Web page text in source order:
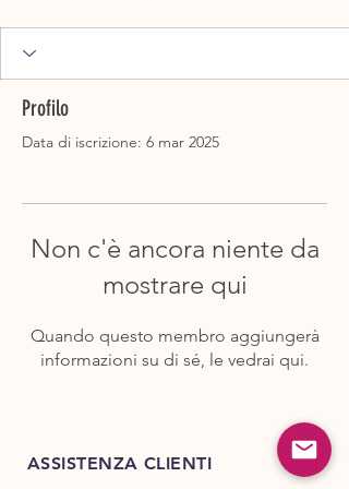
Profilo
Data di iscrizione: 6 mar 2025
Non c'è ancora niente da
mostrare qui
Quando questo membro aggiungerà
informazioni su di sé, le vedrai qui.
ASSISTENZA CLIENTI